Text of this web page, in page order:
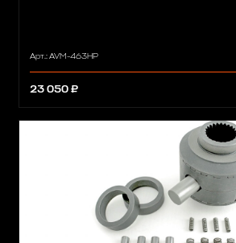
Арт.: AVM-463HP
23 050 ₽